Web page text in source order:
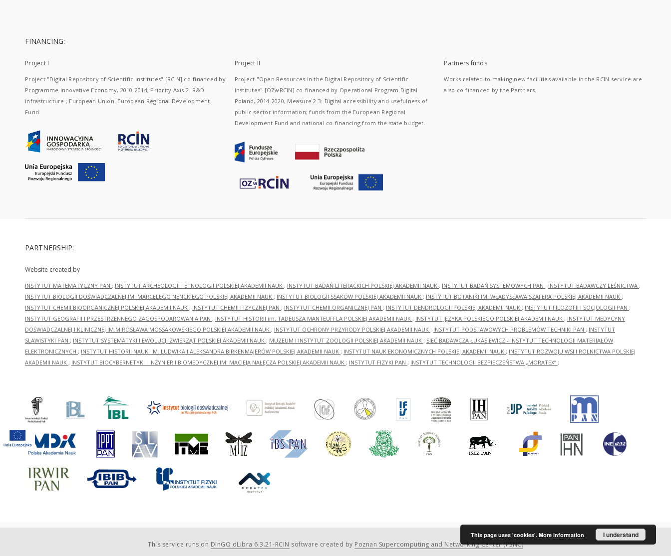
FINANCING:
Project I
Project "Digital Repository of Scientific Institutes" [RCIN] co-financed by
Programme Innovative Economy, 2010-2014, Priority Axis 2. R&D
infrastructure ; European Union. European Regional Development
Fund.
Project II
Project "Open Resources in the Digital Repository of Scientific
Institutes" [OZwRCIN] co-financed by Operational Program Digital
Poland, 2014-2020, Measure 2.3: Digital accessibility and usefulness of
public sector information; funds from the European Regional
Development Fund and national co-financing from the state budget.
Partners funds
Works related to making new facilities available in the RCIN service are
also co-financed by the Partners.
PARTNERSHIP:
Website created by
INSTYTUT MATEMATYCZNY PAN ; INSTYTUT ARCHEOLOGII I ETNOLOGII POLSKIEJ AKADEMII NAUK ; INSTYTUT BADAŃ LITERACKICH POLSKIEJ AKADEMII NAUK ; INSTYTUT BADAŃ SYSTEMOWYCH PAN ; INSTYTUT BADAWCZY LEŚNICTWA ;
INSTYTUT BIOLOGII DOŚWIADCZALNEJ IM. MARCELEGO NENCKIEGO POLSKIEJ AKADEMII NAUK ; INSTYTUT BIOLOGII SSAKÓW POLSKIEJ AKADEMII NAUK ; INSTYTUT BOTANIKI IM. WŁADYSŁAWA SZAFERA POLSKIEJ AKADEMII NAUK ;
INSTYTUT CHEMII BIOORGANICZNEJ POLSKIEJ AKADEMII NAUK ; INSTYTUT CHEMII FIZYCZNEJ PAN ; INSTYTUT CHEMII ORGANICZNEJ PAN ; INSTYTUT DENDROLOGII POLSKIEJ AKADEMII NAUK ; INSTYTUT FILOZOFII I SOCJOLOGII PAN ;
INSTYTUT GEOGRAFII I PRZESTRZENNEGO ZAGOSPODAROWANIA PAN ; INSTYTUT HISTORII im. TADEUSZA MANTEUFFLA POLSKIEJ AKADEMII NAUK ; INSTYTUT JĘZYKA POLSKIEGO POLSKIEJ AKADEMII NAUK ; INSTYTUT MEDYCYNY
DOŚWIADCZALNEJ I KLINICZNEJ IM.MIROSŁAWA MOSSAKOWSKIEGO POLSKIEJ AKADEMII NAUK ; INSTYTUT OCHRONY PRZYRODY POLSKIEJ AKADEMII NAUK ; INSTYTUT PODSTAWOWYCH PROBLEMÓW TECHNIKI PAN ; INSTYTUT
SLAWISTYKI PAN ; INSTYTUT SYSTEMATYKI I EWOLUCJI ZWIERZĄT POLSKIEJ AKADEMII NAUK ; MUZEUM I INSTYTUT ZOOLOGII POLSKIEJ AKADEMII NAUK ; SIEĆ BADAWCZA ŁUKASIEWICZ - INSTYTUT TECHNOLOGII MATERIAŁÓW
ELEKTRONICZNYCH ; INSTYTUT HISTORII NAUKI IM. LUDWIKA I ALEKSANDRA BIRKENMAJERÓW POLSKIEJ AKADEMII NAUK ; INSTYTUT NAUK EKONOMICZNYCH POLSKIEJ AKADEMII NAUK ; INSTYTUT ROZWOJU WSI I ROLNICTWA POLSKIEJ
AKADEMII NAUK ; INSTYTUT BIOCYBERNETYKI I INŻYNIERII BIOMEDYCZNEJ IM. MACIEJA NAŁĘCZA POLSKIEJ AKADEMII NAUK ; INSTYTUT FIZYKI PAN ; INSTYTUT TECHNOLOGII BEZPIECZEŃSTWA „MORATEX” ;
This service runs on DInGO dLibra 6.3.21-RCIN software created by Poznan Supercomputing and Networking Center (PSNC)
This page uses 'cookies'. More information I understand